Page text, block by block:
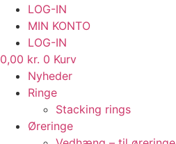
LOG-IN
MIN KONTO
LOG-IN
0,00 kr. 0 Kurv
Nyheder
Ringe
Stacking rings
Øreringe